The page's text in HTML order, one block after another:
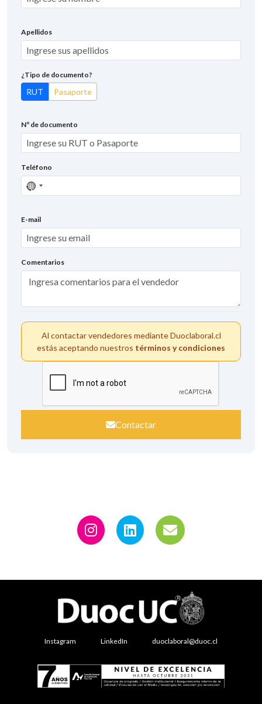
Apellidos
¿Tipo de documento?
RUT Pasaporte
Nº de documento
Teléfono
Sin
país
E-mail
Comentarios
Al contactar vendedores mediante Duoclaboral.cl
estás aceptando nuestros términos y condiciones
Contactar
Instagram LinkedIn duoclaboral@duoc.cl